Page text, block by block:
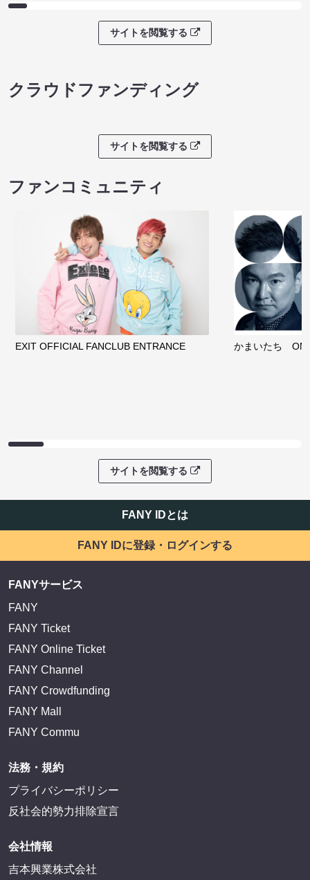
サイトを閲覧する
クラウドファンディング
サイトを閲覧する
ファンコミュニティ
EXIT OFFICIAL FANCLUB ENTRANCE かまいたち
サイトを閲覧する
FANY IDとは
FANY IDに登録・ログインする
FANYサービス
FANY
FANY Ticket
FANY Online Ticket
FANY Channel
FANY Crowdfunding
FANY Mall
FANY Commu
法務・規約
プライバシーポリシー
反社会的勢力排除宣言
会社情報
吉本興業株式会社